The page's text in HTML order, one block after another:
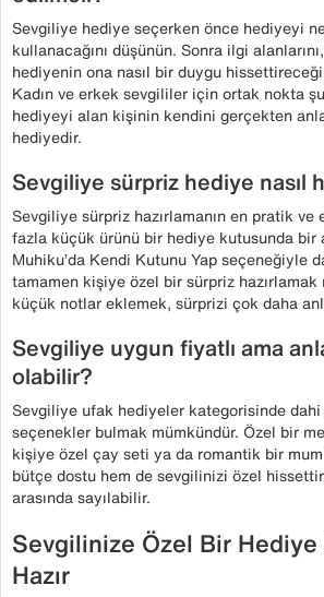
Sevgiliye hediye seçerken önce hediyeyi
kullanacağını düşünün. Sonra ilgi
hediyenin ona nasıl bir duygu
Kadın ve erkek sevgililer için ortak nokta
hediyeyi alan kişinin kendini gerçekten
hediyedir.
Sevgiliye sürpriz hediye nasıl
Sevgiliye sürpriz hazırlamanın en pratik
fazla küçük ürünü bir hediye kutusunda bir
Muhiku’da Kendi Kutunu Yap seçeneğiyle
tamamen kişiye özel bir sürpriz
küçük notlar eklemek, sürprizi çok daha
Sevgiliye uygun fiyatlı ama
olabilir?
Sevgiliye ufak hediyeler kategorisinde
seçenekler bulmak mümkündür. Özel bir
kişiye özel çay seti ya da romantik bir
bütçe dostu hem de sevgilinizi özel
arasında sayılabilir.
Sevgilinize Özel Bir
Hazır